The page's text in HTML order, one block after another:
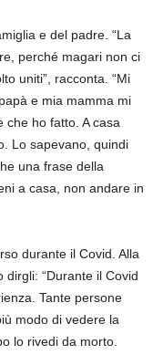
e del padre. “La
perché magari non ci
uniti”, racconta. “Mi
e mia mamma mi
che ho fatto. A casa
Lo sapevano, quindi
una frase della
a casa, non andare in
durante il Covid. Alla
“Durante il Covid
Tante persone
modo di vedere la
lo rivedi da morto.